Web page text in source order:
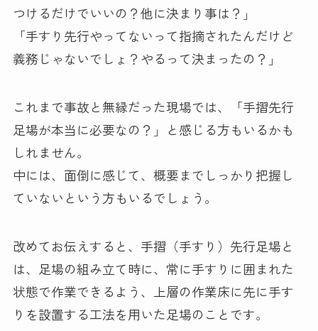
つけるだけでいいの？他に決まり事は？」
「手すり先行やってないって指摘されたんだけど
義務じゃないでしょ？やるって決まったの？」
これまで事故と無縁だった現場では、「手摺先行
足場が本当に必要なの？」と感じる方もいるかも
しれません。
中には、面倒に感じて、概要までしっかり把握し
ていないという方もいるでしょう。
改めてお伝えすると、手摺（手すり）先行足場と
は、足場の組み立て時に、常に手すりに囲まれた
状態で作業できるよう、上層の作業床に先に手す
りを設置する工法を用いた足場のことです。